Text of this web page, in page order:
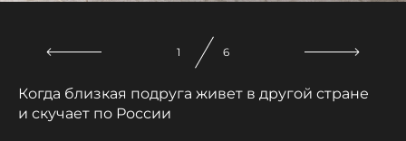
2 6
Когда близкая подруга живет в другой стране
и скучает по России